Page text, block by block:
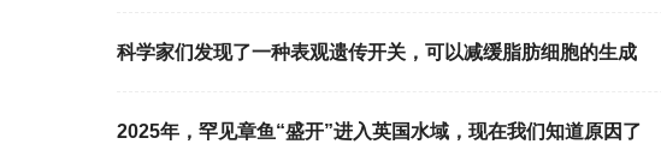
科学家们发现了一种表观遗传开关，可以减缓脂肪细胞的生成
2025年，罕见章鱼“盛开”进入英国水域，现在我们知道原因了